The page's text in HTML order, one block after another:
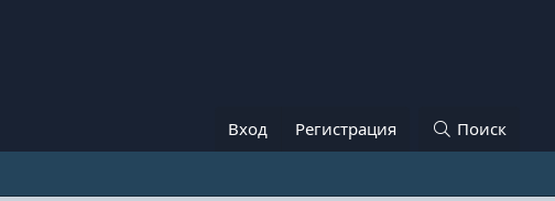
Вход Регистрация Поиск